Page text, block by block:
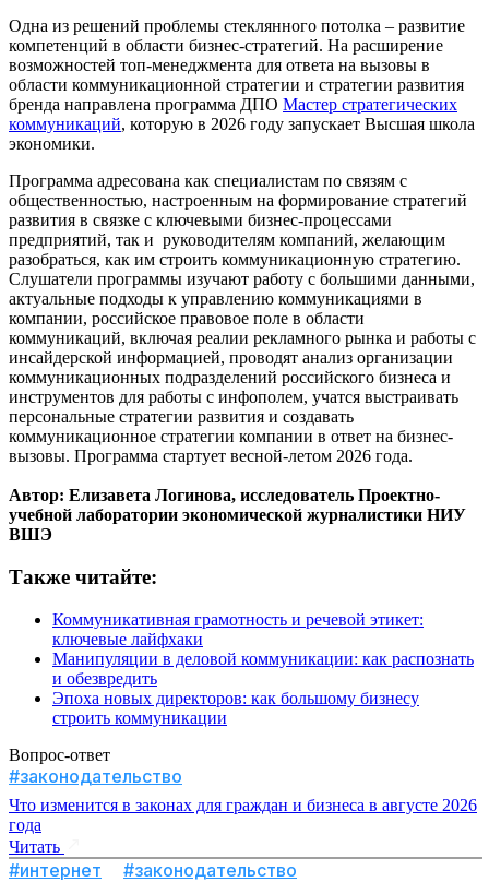
Одна из решений проблемы стеклянного потолка – развитие
компетенций в области бизнес-стратегий. На расширение
возможностей топ-менеджмента для ответа на вызовы в
области коммуникационной стратегии и стратегии развития
бренда направлена программа ДПО Мастер стратегических
коммуникаций, которую в 2026 году запускает Высшая школа
экономики.
Программа адресована как специалистам по связям с
общественностью, настроенным на формирование стратегий
развития в связке с ключевыми бизнес-процессами
предприятий, так и руководителям компаний, желающим
разобраться, как им строить коммуникационную стратегию.
Слушатели программы изучают работу с большими данными,
актуальные подходы к управлению коммуникациями в
компании, российское правовое поле в области
коммуникаций, включая реалии рекламного рынка и работы с
инсайдерской информацией, проводят анализ организации
коммуникационных подразделений российского бизнеса и
инструментов для работы с инфополем, учатся выстраивать
персональные стратегии развития и создавать
коммуникационное стратегии компании в ответ на бизнес-
вызовы. Программа стартует весной-летом 2026 года.
Автор: Елизавета Логинова, исследователь Проектно-
учебной лаборатории экономической журналистики НИУ
ВШЭ
Также читайте:
Коммуникативная грамотность и речевой этикет:
ключевые лайфхаки
Манипуляции в деловой коммуникации: как распознать
и обезвредить
Эпоха новых директоров: как большому бизнесу
строить коммуникации
Вопрос-ответ
#законодательство
Что изменится в законах для граждан и бизнеса в августе 2026
года
Читать
#интернет #законодательство